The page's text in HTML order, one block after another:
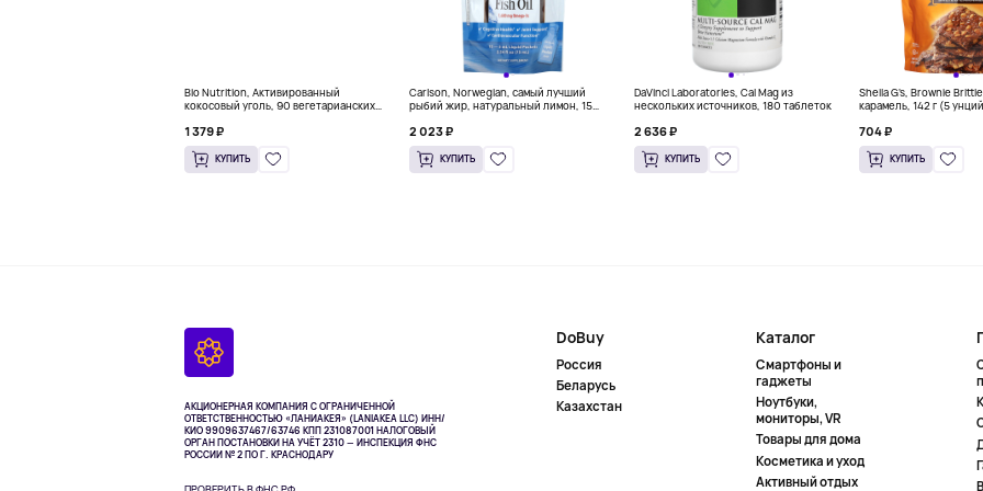
Bio Nutrition, Активированный
кокосовый уголь, 90 вегетарианских
1 379 ₽
КУПИТЬ
Carlson, Norwegian, самый лучший
рыбий жир, натуральный лимон, 15
2 023 ₽
КУПИТЬ
DaVinci Laboratories, Cal Mag из
нескольких источников, 180 таблеток
2 636 ₽
КУПИТЬ
Sheila G's, Brownie
карамель, 142 г (5
704 ₽
КУПИТЬ
АКЦИОНЕРНАЯ КОМПАНИЯ С ОГРАНИЧЕННОЙ
ОТВЕТСТВЕННОСТЬЮ «ЛАНИАКЕЯ» (LANIAKEA LLC) ИНН/
КИО 9909637467/63746 КПП 231087001НАЛОГОВЫЙ
ОРГАН ПОСТАНОВКИ НА УЧЁТ 2310 — ИНСПЕКЦИЯ ФНС
РОССИИ № 2 ПО Г. КРАСНОДАРУ
DoBuy
Россия
Беларусь
Казахстан
Каталог
Смартфоны и
гаджеты
Ноутбуки,
мониторы, VR
Товары для дома
Косметика и уход
Активный отдых